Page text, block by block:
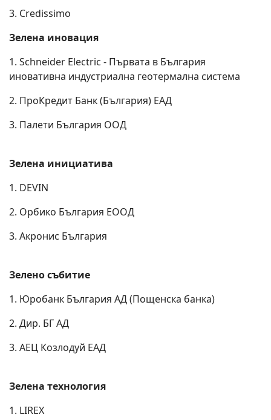
3. Credissimo
Зелена иновация
1. Schneider Electric - Първата в България
иновативна индустриална геотермална система
2. ПроКредит Банк (България) ЕАД
3. Палети България ООД
Зелена инициатива
1. DEVIN
2. Орбико България ЕООД
3. Акронис България
Зелено събитие
1. Юробанк България АД (Пощенска банка)
2. Дир. БГ АД
3. АЕЦ Козлодуй ЕАД
Зелена технология
1. LIREX